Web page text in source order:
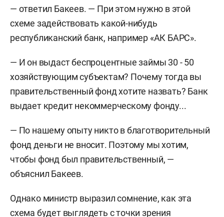
— ответил Бакеев. — При этом нужно в этой
схеме задействовать какой-нибудь
республиканский банк, например «АК БАРС».
— И он выдаст беспроцентные займы 30 - 50
хозяйствующим субъектам? Почему тогда вы
правительственный фонд хотите назвать? Банк
выдает кредит некоммерческому фонду...
— По нашему опыту никто в благотворительный
фонд деньги не вносит. Поэтому мы хотим,
чтобы фонд был правительственный, —
объяснил Бакеев.
Однако министр выразил сомнение, как эта
схема будет выглядеть с точки зрения